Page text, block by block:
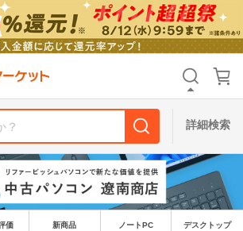
詳細検索
価 新商品 ノートPC デスクトップ
タイムセール